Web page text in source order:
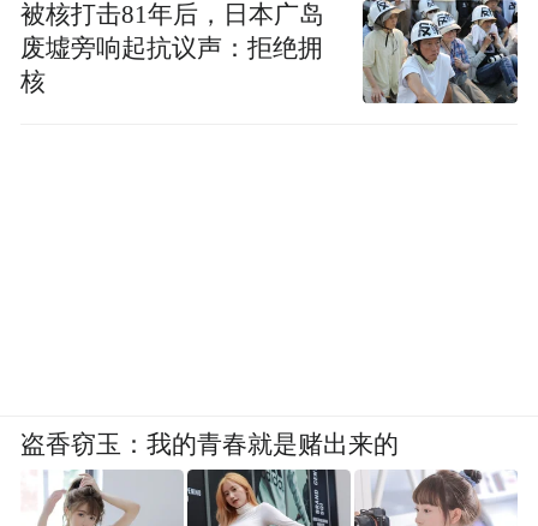
被核打击81年后，日本广岛
废墟旁响起抗议声：拒绝拥
核
盗香窃玉：我的青春就是赌出来的